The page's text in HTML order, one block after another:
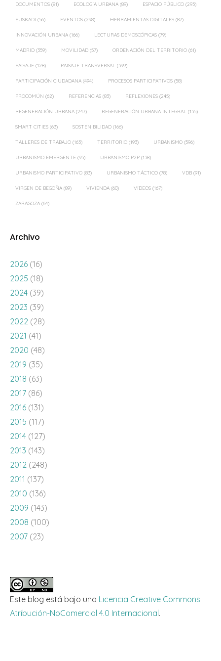
DOCUMENTOS (81) ECOLOGÍA URBANA (89) ESPACIO PÚBLICO (293)
EUSKADI (56) EVENTOS (298) HERRAMIENTAS DIGITALES (87)
INNOVACIÓN URBANA (166) LECTURAS DEMOSCÓPICAS (79)
MADRID (359) MOVILIDAD (57) ORDENACIÓN DEL TERRITORIO (61)
PAISAJE (128) PAISAJE TRANSVERSAL (399)
PARTICIPACIÓN CIUDADANA (494) PROCESOS PARTICIPATIVOS (58)
PROCOMÚN (62) REFERENCIAS (83) REFLEXIONES (245)
REGENERACIÓN URBANA (247) REGENERACIÓN URBANA INTEGRAL (135)
SMART CITIES (63) SOSTENIBILIDAD (166)
TALLERES DE TRABAJO (163) TERRITORIO (193) URBANISMO (596)
URBANISMO EMERGENTE (95) URBANISMO P2P (138)
URBANISMO PARTICIPATIVO (83) URBANISMO TÁCTICO (78) VDB (91)
VIRGEN DE BEGOÑA (89) VIVIENDA (60) VÍDEOS (167)
ZARAGOZA (64)
Archivo
2026 (16)
2025 (18)
2024 (39)
2023 (39)
2022 (28)
2021 (41)
2020 (48)
2019 (35)
2018 (63)
2017 (86)
2016 (131)
2015 (117)
2014 (127)
2013 (143)
2012 (248)
2011 (137)
2010 (136)
2009 (143)
2008 (100)
2007 (23)
Este blog está bajo una Licencia Creative Commons
Atribución-NoComercial 4.0 Internacional.